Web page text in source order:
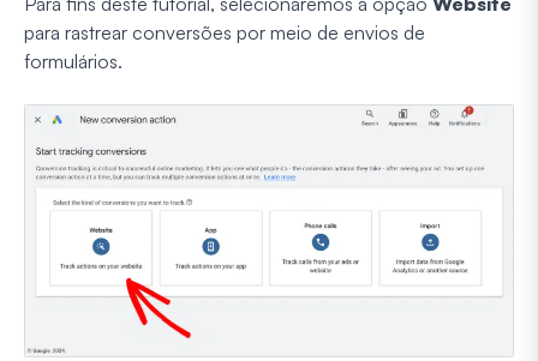
para rastrear conversões por meio de envios de
formulários.